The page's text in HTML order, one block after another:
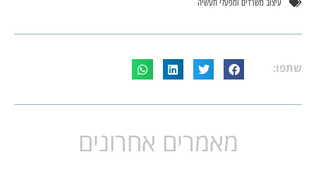
עיצוב משרדים ומפעלי תעשיה
שתפו:
מאמרים אחרונים